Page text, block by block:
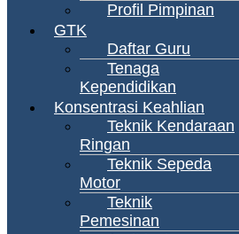
Profil Pimpinan
GTK
Daftar Guru
Tenaga
Kependidikan
Konsentrasi Keahlian
Teknik Kendaraan
Ringan
Teknik Sepeda
Motor
Teknik
Pemesinan